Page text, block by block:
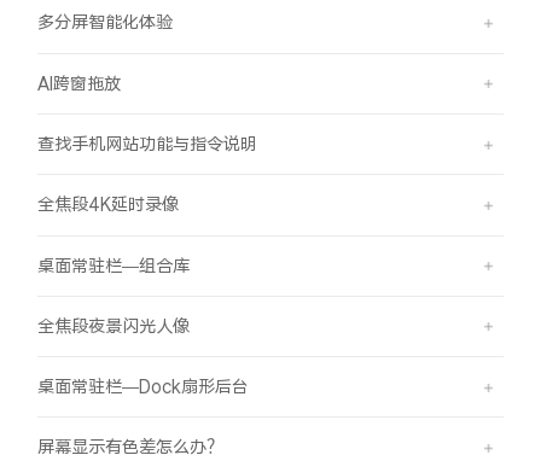
多分屏智能化体验
AI跨窗拖放
查找手机网站功能与指令说明
全焦段4K延时录像
桌面常驻栏—组合库
全焦段夜景闪光人像
桌面常驻栏—Dock扇形后台
屏幕显示有色差怎么办？